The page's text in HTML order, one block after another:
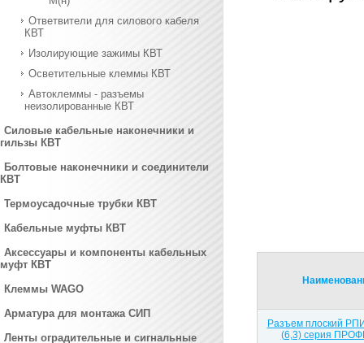
Ответвители для силового кабеля
КВТ
Изолирующие зажимы КВТ
Осветительные клеммы КВТ
Автоклеммы - разъемы
неизолированные КВТ
Силовые кабельные наконечники и
гильзы КВТ
Болтовые наконечники и соединители
КВТ
Термоусадочные трубки КВТ
Кабельные муфты КВТ
Аксессуары и компоненты кабельных
муфт КВТ
Клеммы WAGO
Арматура для монтажа СИП
Ленты оградительные и сигнальные
Разъем плоский
(6,3) серия